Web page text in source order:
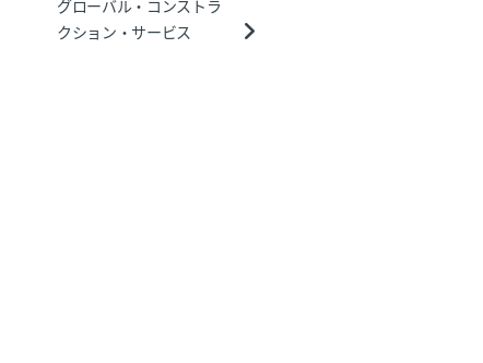
グローバル・コンストラ
クション・サービス